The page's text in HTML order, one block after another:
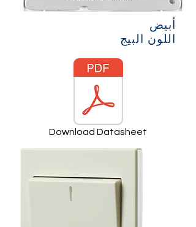
أبيض
اللون البيج
Download Datasheet